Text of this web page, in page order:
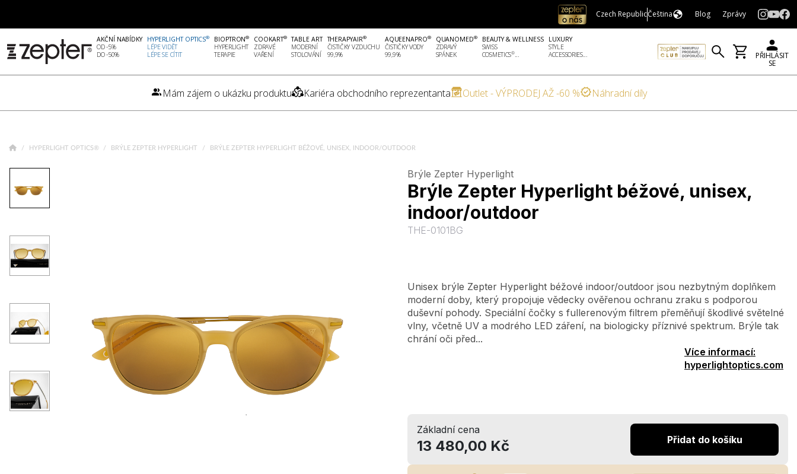
Czech RepublicČeština Blog Zprávy
AKČNÍ NABÍDKY
OD -5%
DO -50%
HYPERLIGHT OPTICS®
LÉPE VIDĚT
LÉPE SE CÍTIT
BIOPTRON®
HYPERLIGHT
TERAPIE
COOKART®
ZDRAVÉ
VAŘENÍ
TABLE ART
MODERNÍ
STOLOVÁNÍ
THERAPYAIR®
ČISTIČKY VZDUCHU
99,9%
AQUEENAPRO®
ČISTIČKY VODY
99,9%
QUANOMED®
ZDRAVÝ
SPÁNEK
BEAUTY & WELLNESS
SWISS
COSMETICS®...
LUXURY
STYLE
ACCESSORIES...
PŘIHLÁSIT
SE
Mám zájem o ukázku produktu Kariéra obchodního reprezentanta Outlet - VÝPRODEJ AŽ -60 % Náhradní díly
HYPERLIGHT OPTICS® BRÝLE ZEPTER HYPERLIGHT BRÝLE ZEPTER HYPERLIGHT BÉŽOVÉ, UNISEX, INDOOR/OUTDOOR
Brýle Zepter Hyperlight
Brýle Zepter Hyperlight béžové, unisex,
indoor/outdoor
THE-0101BG
Unisex brýle Zepter Hyperlight béžové indoor/outdoor jsou nezbytným doplňkem
moderní doby, který propojuje vědecky ověřenou ochranu zraku s podporou
duševní pohody. Speciální čočky s fullerenovým filtrem přeměňují škodlivé světelné
vlny, včetně UV a modrého LED záření, na biologicky příznivé spektrum. Brýle tak
chrání oči před...
Více informací:
hyperlightoptics.com
Základní cena
13 480,00 Kč Přidat do košíku